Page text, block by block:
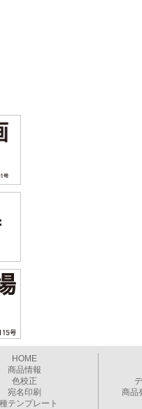
HOME
商品情報
色校正
宛名印刷
テンプレート
商品